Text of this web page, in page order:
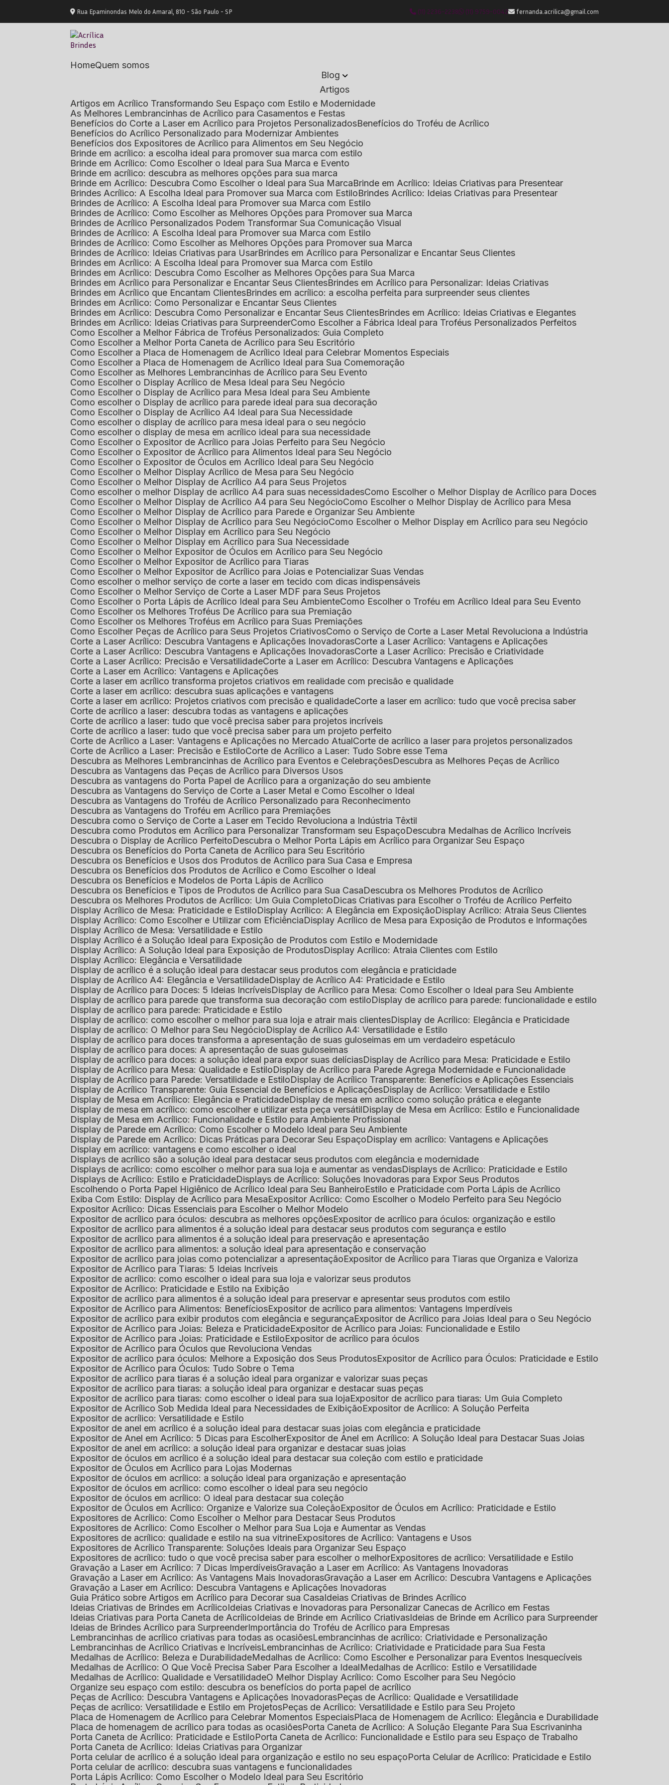
Rua Epaminondas Melo do Amaral, 810 - São Paulo - SP (11) 2236-2238 (11) 9759-0042 fernanda.acrilica@gmail.com
Home
Quem somos
Blog
Artigos
Artigos em Acrílico Transformando Seu Espaço com Estilo e Modernidade
As Melhores Lembrancinhas de Acrílico para Casamentos e Festas
Benefícios do Corte a Laser em Acrílico para Projetos Personalizados
Benefícios do Troféu de Acrílico
Benefícios do Acrílico Personalizado para Modernizar Ambientes
Benefícios dos Expositores de Acrílico para Alimentos em Seu Negócio
Brinde em acrílico: a escolha ideal para promover sua marca com estilo
Brinde em Acrílico: Como Escolher o Ideal para Sua Marca e Evento
Brinde em acrílico: descubra as melhores opções para sua marca
Brinde em Acrílico: Descubra Como Escolher o Ideal para Sua Marca
Brinde em Acrílico: Ideias Criativas para Presentear
Brindes Acrílico: A Escolha Ideal para Promover sua Marca com Estilo
Brindes Acrílico: Ideias Criativas para Presentear
Brindes de Acrílico: A Escolha Ideal para Promover sua Marca com Estilo
Brindes de Acrílico: Como Escolher as Melhores Opções para Promover sua Marca
Brindes de Acrílico Personalizados Podem Transformar Sua Comunicação Visual
Brindes de Acrílico: A Escolha Ideal para Promover sua Marca com Estilo
Brindes de Acrílico: Como Escolher as Melhores Opções para Promover sua Marca
Brindes de Acrílico: Ideias Criativas para Usar
Brindes em Acrílico para Personalizar e Encantar Seus Clientes
Brindes em Acrílico: A Escolha Ideal para Promover sua Marca com Estilo
Brindes em Acrílico: Descubra Como Escolher as Melhores Opções para Sua Marca
Brindes em Acrílico para Personalizar e Encantar Seus Clientes
Brindes em Acrílico para Personalizar: Ideias Criativas
Brindes em Acrílico que Encantam Clientes
Brindes em acrílico: a escolha perfeita para surpreender seus clientes
Brindes em Acrílico: Como Personalizar e Encantar Seus Clientes
Brindes em Acrílico: Descubra Como Personalizar e Encantar Seus Clientes
Brindes em Acrílico: Ideias Criativas e Elegantes
Brindes em Acrílico: Ideias Criativas para Surpreender
Como Escolher a Fábrica Ideal para Troféus Personalizados Perfeitos
Como Escolher a Melhor Fábrica de Troféus Personalizados: Guia Completo
Como Escolher a Melhor Porta Caneta de Acrílico para Seu Escritório
Como Escolher a Placa de Homenagem de Acrílico Ideal para Celebrar Momentos Especiais
Como Escolher a Placa de Homenagem de Acrílico Ideal para Sua Comemoração
Como Escolher as Melhores Lembrancinhas de Acrílico para Seu Evento
Como Escolher o Display Acrílico de Mesa Ideal para Seu Negócio
Como Escolher o Display de Acrílico para Mesa Ideal para Seu Ambiente
Como escolher o Display de acrílico para parede ideal para sua decoração
Como Escolher o Display de Acrílico A4 Ideal para Sua Necessidade
Como escolher o display de acrílico para mesa ideal para o seu negócio
Como escolher o display de mesa em acrílico ideal para sua necessidade
Como Escolher o Expositor de Acrílico para Joias Perfeito para Seu Negócio
Como Escolher o Expositor de Acrílico para Alimentos Ideal para Seu Negócio
Como Escolher o Expositor de Óculos em Acrílico Ideal para Seu Negócio
Como Escolher o Melhor Display Acrílico de Mesa para Seu Negócio
Como Escolher o Melhor Display de Acrílico A4 para Seus Projetos
Como escolher o melhor Display de acrílico A4 para suas necessidades
Como Escolher o Melhor Display de Acrílico para Doces
Como Escolher o Melhor Display de Acrílico A4 para Seu Negócio
Como Escolher o Melhor Display de Acrílico para Mesa
Como Escolher o Melhor Display de Acrílico para Parede e Organizar Seu Ambiente
Como Escolher o Melhor Display de Acrílico para Seu Negócio
Como Escolher o Melhor Display em Acrílico para seu Negócio
Como Escolher o Melhor Display em Acrílico para Seu Negócio
Como Escolher o Melhor Display em Acrílico para Sua Necessidade
Como Escolher o Melhor Expositor de Óculos em Acrílico para Seu Negócio
Como Escolher o Melhor Expositor de Acrílico para Tiaras
Como Escolher o Melhor Expositor de Acrílico para Joias e Potencializar Suas Vendas
Como escolher o melhor serviço de corte a laser em tecido com dicas indispensáveis
Como Escolher o Melhor Serviço de Corte a Laser MDF para Seus Projetos
Como Escolher o Porta Lápis de Acrílico Ideal para Seu Ambiente
Como Escolher o Troféu em Acrílico Ideal para Seu Evento
Como Escolher os Melhores Troféus De Acrílico para sua Premiação
Como Escolher os Melhores Troféus em Acrílico para Suas Premiações
Como Escolher Peças de Acrílico para Seus Projetos Criativos
Como o Serviço de Corte a Laser Metal Revoluciona a Indústria
Corte a Laser Acrílico: Descubra Vantagens e Aplicações Inovadoras
Corte a Laser Acrílico: Vantagens e Aplicações
Corte a Laser Acrílico: Descubra Vantagens e Aplicações Inovadoras
Corte a Laser Acrílico: Precisão e Criatividade
Corte a Laser Acrílico: Precisão e Versatilidade
Corte a Laser em Acrílico: Descubra Vantagens e Aplicações
Corte a Laser em Acrílico: Vantagens e Aplicações
Corte a laser em acrílico transforma projetos criativos em realidade com precisão e qualidade
Corte a laser em acrílico: descubra suas aplicações e vantagens
Corte a laser em acrílico: Projetos criativos com precisão e qualidade
Corte a laser em acrílico: tudo que você precisa saber
Corte de acrílico a laser: descubra todas as vantagens e aplicações
Corte de acrílico a laser: tudo que você precisa saber para projetos incríveis
Corte de acrílico a laser: tudo que você precisa saber para um projeto perfeito
Corte de Acrílico a Laser: Vantagens e Aplicações no Mercado Atual
Corte de acrílico a laser para projetos personalizados
Corte de Acrílico a Laser: Precisão e Estilo
Corte de Acrílico a Laser: Tudo Sobre esse Tema
Descubra as Melhores Lembrancinhas de Acrílico para Eventos e Celebrações
Descubra as Melhores Peças de Acrílico
Descubra as Vantagens das Peças de Acrílico para Diversos Usos
Descubra as vantagens do Porta Papel de Acrílico para a organização do seu ambiente
Descubra as Vantagens do Serviço de Corte a Laser Metal e Como Escolher o Ideal
Descubra as Vantagens do Troféu de Acrílico Personalizado para Reconhecimento
Descubra as Vantagens do Troféu em Acrílico para Premiações
Descubra como o Serviço de Corte a Laser em Tecido Revoluciona a Indústria Têxtil
Descubra como Produtos em Acrílico para Personalizar Transformam seu Espaço
Descubra Medalhas de Acrílico Incríveis
Descubra o Display de Acrílico Perfeito
Descubra o Melhor Porta Lápis em Acrílico para Organizar Seu Espaço
Descubra os Benefícios do Porta Caneta de Acrílico para Seu Escritório
Descubra os Benefícios e Usos dos Produtos de Acrílico para Sua Casa e Empresa
Descubra os Benefícios dos Produtos de Acrílico e Como Escolher o Ideal
Descubra os Benefícios e Modelos de Porta Lápis de Acrílico
Descubra os Benefícios e Tipos de Produtos de Acrílico para Sua Casa
Descubra os Melhores Produtos de Acrílico
Descubra os Melhores Produtos de Acrílico: Um Guia Completo
Dicas Criativas para Escolher o Troféu de Acrílico Perfeito
Display Acrílico de Mesa: Praticidade e Estilo
Display Acrílico: A Elegância em Exposição
Display Acrílico: Atraia Seus Clientes
Display Acrílico: Como Escolher e Utilizar com Eficiência
Display Acrílico de Mesa para Exposição de Produtos e Informações
Display Acrílico de Mesa: Versatilidade e Estilo
Display Acrílico é a Solução Ideal para Exposição de Produtos com Estilo e Modernidade
Display Acrílico: A Solução Ideal para Exposição de Produtos
Display Acrílico: Atraia Clientes com Estilo
Display Acrílico: Elegância e Versatilidade
Display de acrílico é a solução ideal para destacar seus produtos com elegância e praticidade
Display de Acrílico A4: Elegância e Versatilidade
Display de Acrílico A4: Praticidade e Estilo
Display de Acrílico para Doces: 5 Ideias Incríveis
Display de Acrílico para Mesa: Como Escolher o Ideal para Seu Ambiente
Display de acrílico para parede que transforma sua decoração com estilo
Display de acrílico para parede: funcionalidade e estilo
Display de acrílico para parede: Praticidade e Estilo
Display de acrílico: como escolher o melhor para sua loja e atrair mais clientes
Display de Acrílico: Elegância e Praticidade
Display de acrílico: O Melhor para Seu Negócio
Display de Acrílico A4: Versatilidade e Estilo
Display de acrílico para doces transforma a apresentação de suas guloseimas em um verdadeiro espetáculo
Display de acrílico para doces: A apresentação de suas guloseimas
Display de acrílico para doces: a solução ideal para expor suas delícias
Display de Acrílico para Mesa: Praticidade e Estilo
Display de Acrílico para Mesa: Qualidade e Estilo
Display de Acrílico para Parede Agrega Modernidade e Funcionalidade
Display de Acrílico para Parede: Versatilidade e Estilo
Display de Acrílico Transparente: Benefícios e Aplicações Essenciais
Display de Acrílico Transparente: Guia Essencial de Benefícios e Aplicações
Display de Acrílico: Versatilidade e Estilo
Display de Mesa em Acrílico: Elegância e Praticidade
Display de mesa em acrílico como solução prática e elegante
Display de mesa em acrílico: como escolher e utilizar esta peça versátil
Display de Mesa em Acrílico: Estilo e Funcionalidade
Display de Mesa em Acrílico: Funcionalidade e Estilo para Ambiente Profissional
Display de Parede em Acrílico: Como Escolher o Modelo Ideal para Seu Ambiente
Display de Parede em Acrílico: Dicas Práticas para Decorar Seu Espaço
Display em acrílico: Vantagens e Aplicações
Display em acrílico: vantagens e como escolher o ideal
Displays de acrílico são a solução ideal para destacar seus produtos com elegância e modernidade
Displays de acrílico: como escolher o melhor para sua loja e aumentar as vendas
Displays de Acrílico: Praticidade e Estilo
Displays de Acrílico: Estilo e Praticidade
Displays de Acrílico: Soluções Inovadoras para Expor Seus Produtos
Escolhendo o Porta Papel Higiênico de Acrílico Ideal para Seu Banheiro
Estilo e Praticidade com Porta Lápis de Acrílico
Exiba Com Estilo: Display de Acrílico para Mesa Expositor Acrílico: Como Escolher o Modelo Perfeito para Seu Negócio
Expositor Acrílico: Dicas Essenciais para Escolher o Melhor Modelo
Expositor de acrílico para óculos: descubra as melhores opções Expositor de acrílico para óculos: organização e estilo
Expositor de acrílico para alimentos é a solução ideal para destacar seus produtos com segurança e estilo
Expositor de acrílico para alimentos é a solução ideal para preservação e apresentação
Expositor de acrílico para alimentos: a solução ideal para apresentação e conservação
Expositor de acrílico para joias como potencializar a apresentação Expositor de Acrílico para Tiaras que Organiza e Valoriza
Expositor de Acrílico para Tiaras: 5 Ideias Incríveis
Expositor de acrílico: como escolher o ideal para sua loja e valorizar seus produtos
Expositor de Acrílico: Praticidade e Estilo na Exibição
Expositor de acrílico para alimentos é a solução ideal para preservar e apresentar seus produtos com estilo
Expositor de Acrílico para Alimentos: Benefícios Expositor de acrílico para alimentos: Vantagens Imperdíveis
Expositor de acrílico para exibir produtos com elegância e segurança Expositor de Acrílico para Joias Ideal para o Seu Negócio
Expositor de Acrílico para Joias: Beleza e Praticidade Expositor de Acrílico para Joias: Funcionalidade e Estilo
Expositor de Acrílico para Joias: Praticidade e Estilo Expositor de acrílico para óculos
Expositor de Acrílico para Óculos que Revoluciona Vendas
Expositor de acrílico para óculos: Melhore a Exposição dos Seus Produtos Expositor de Acrílico para Óculos: Praticidade e Estilo
Expositor de Acrílico para Óculos: Tudo Sobre o Tema
Expositor de acrílico para tiaras é a solução ideal para organizar e valorizar suas peças
Expositor de acrílico para tiaras: a solução ideal para organizar e destacar suas peças
Expositor de acrílico para tiaras: como escolher o ideal para sua loja Expositor de acrílico para tiaras: Um Guia Completo
Expositor de Acrílico Sob Medida Ideal para Necessidades de Exibição Expositor de Acrílico: A Solução Perfeita
Expositor de acrílico: Versatilidade e Estilo
Expositor de anel em acrílico é a solução ideal para destacar suas joias com elegância e praticidade
Expositor de Anel em Acrílico: 5 Dicas para Escolher Expositor de Anel em Acrílico: A Solução Ideal para Destacar Suas Joias
Expositor de anel em acrílico: a solução ideal para organizar e destacar suas joias
Expositor de óculos em acrílico é a solução ideal para destacar sua coleção com estilo e praticidade
Expositor de Óculos em Acrílico para Lojas Modernas
Expositor de óculos em acrílico: a solução ideal para organização e apresentação
Expositor de óculos em acrílico: como escolher o ideal para seu negócio
Expositor de óculos em acrílico: O ideal para destacar sua coleção
Expositor de Óculos em Acrílico: Organize e Valorize sua Coleção Expositor de Óculos em Acrílico: Praticidade e Estilo
Expositores de Acrílico: Como Escolher o Melhor para Destacar Seus Produtos
Expositores de Acrílico: Como Escolher o Melhor para Sua Loja e Aumentar as Vendas
Expositores de acrílico: qualidade e estilo na sua vitrine Expositores de Acrílico: Vantagens e Usos
Expositores de Acrílico Transparente: Soluções Ideais para Organizar Seu Espaço
Expositores de acrílico: tudo o que você precisa saber para escolher o melhor Expositores de acrílico: Versatilidade e Estilo
Gravação a Laser em Acrílico: 7 Dicas Imperdíveis
Gravação a Laser em Acrílico: As Vantagens Inovadoras
Gravação a Laser em Acrílico: As Vantagens Mais Inovadoras
Gravação a Laser em Acrílico: Descubra Vantagens e Aplicações
Gravação a Laser em Acrílico: Descubra Vantagens e Aplicações Inovadoras
Guia Prático sobre Artigos em Acrílico para Decorar sua Casa Ideias Criativas de Brindes Acrílico
Ideias Criativas de Brindes em Acrílico Ideias Criativas e Inovadoras para Personalizar Canecas de Acrílico em Festas
Ideias Criativas para Porta Caneta de Acrílico Ideias de Brinde em Acrílico Criativas Ideias de Brinde em Acrílico para Surpreender
Ideias de Brindes Acrílico para Surpreender Importância do Troféu de Acrílico para Empresas
Lembrancinhas de acrílico criativas para todas as ocasiões Lembrancinhas de acrílico: Criatividade e Personalização
Lembrancinhas de Acrílico Criativas e Incríveis Lembrancinhas de Acrílico: Criatividade e Praticidade para Sua Festa
Medalhas de Acrílico: Beleza e Durabilidade
Medalhas de Acrílico: Como Escolher e Personalizar para Eventos Inesquecíveis
Medalhas de Acrílico: O Que Você Precisa Saber Para Escolher a Ideal
Medalhas de Acrílico: Estilo e Versatilidade
Medalhas de Acrílico: Qualidade e Versatilidade
O Melhor Display Acrílico: Como Escolher para Seu Negócio
Organize seu espaço com estilo: descubra os benefícios do porta papel de acrílico
Peças de Acrílico: Descubra Vantagens e Aplicações Inovadoras
Peças de Acrílico: Qualidade e Versatilidade
Peças de acrílico: Versatilidade e Estilo em Projetos
Peças de Acrílico: Versatilidade e Estilo para Seu Projeto
Placa de Homenagem de Acrílico para Celebrar Momentos Especiais
Placa de Homenagem de Acrílico: Elegância e Durabilidade
Placa de homenagem de acrílico para todas as ocasiões
Porta Caneta de Acrílico: A Solução Elegante Para Sua Escrivaninha
Porta Caneta de Acrílico: Praticidade e Estilo
Porta Caneta de Acrílico: Funcionalidade e Estilo para seu Espaço de Trabalho
Porta Caneta de Acrílico: Ideias Criativas para Organizar
Porta celular de acrílico é a solução ideal para organização e estilo no seu espaço
Porta Celular de Acrílico: Praticidade e Estilo
Porta celular de acrílico: descubra suas vantagens e funcionalidades
Porta Lápis Acrílico: Como Escolher o Modelo Ideal para Seu Escritório